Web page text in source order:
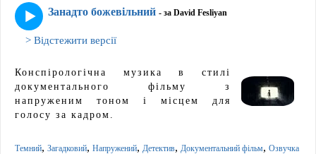
Занадто божевільний - за David Fesliyan
> Відстежити версії
Конспірологічна музика в стилі
документального фільму з
напруженим тоном і місцем для
голосу за кадром.
Темний, Загадковий, Напружений, Детектив, Документальний фільм, Озвучка